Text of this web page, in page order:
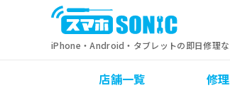
iPhone・Android・タブレットの即日修理な
店舗一覧 修